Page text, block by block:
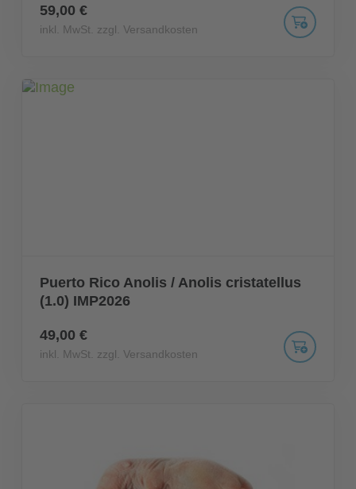
59,00 €
inkl. MwSt. zzgl. Versandkosten
Puerto Rico Anolis / Anolis cristatellus
(1.0) IMP2026
49,00 €
inkl. MwSt. zzgl. Versandkosten